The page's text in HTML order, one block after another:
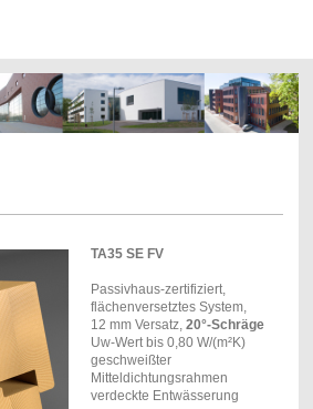
TA35 SE FV
Passivhaus-zertifiziert,
flächenversetztes System,
12 mm Versatz, 20°-Schräge
Uw-Wert bis 0,80 W/(m²K)
geschweißter
Mitteldichtungsrahmen
verdeckte Entwässerung